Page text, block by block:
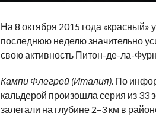
На 8 октября 2015 года
последнюю неделю значительно
свою активность Питон-де-ла-
Кампи Флегрей (Италия).По
кальдерой произошла серия из 33
залегали на глубине 2–3 км в